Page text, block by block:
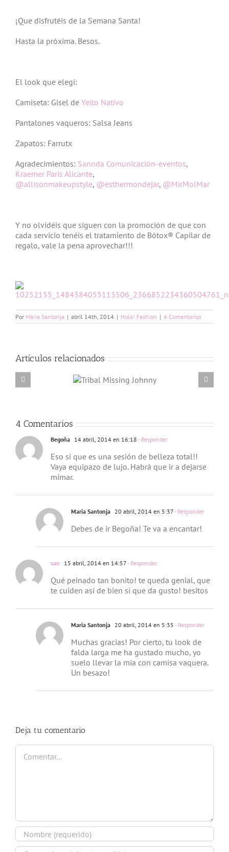
¡Que disfrutéis de la Semana Santa!
Hasta la próxima. Besos.
El look que elegí:
Camiseta: Gisel de Yeito Nativo
Pantalones vaqueros: Salsa Jeans
Zapatos: Farrutx
Agradecimientos: Sannda Comunicación-eventos,
Kraemer París Alicante,
@allisonmakeupstyle, @esthermondejar, @MirMolMar
Y no olvidéis que siguen con la promoción de que con
cada servicio tenéis el tratamiento de Bótox® Capilar de
regalo, vale la pena aprovechar!!!
Por Maria Santonja | abril 14th, 2014 | Hola! Fashion | 4 Comentarios
Artículos relacionados
Tribal Missing
4 Comentarios
Begoña 14 abril, 2014 en 16:18 - Responder
Eso si que es una sesión de belleza total!!
Vaya equipazo de lujo. Habrá que ir a dejarse
mimar.
Maria Santonja 20 abril, 2014 en 5:37- Responder
Debes de ir Begoña! Te va a encantar!
san 15 abril, 2014 en 14:57- Responder
Qué peinado tan bonito! te queda genial, que
te cuiden así de bien sí que da gusto! besitos
Maria Santonja 20 abril, 2014 en 5:35 - Responder
Muchas gracias! Por cierto, tu look de
falda larga me ha gustado mucho, yo
suelo llevar la mía con camisa vaquera.
Un besazo!
Deja tu comentario
Comentar